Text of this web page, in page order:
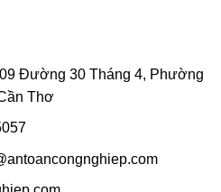
Đường 30 Tháng 4, Phường
Thơ